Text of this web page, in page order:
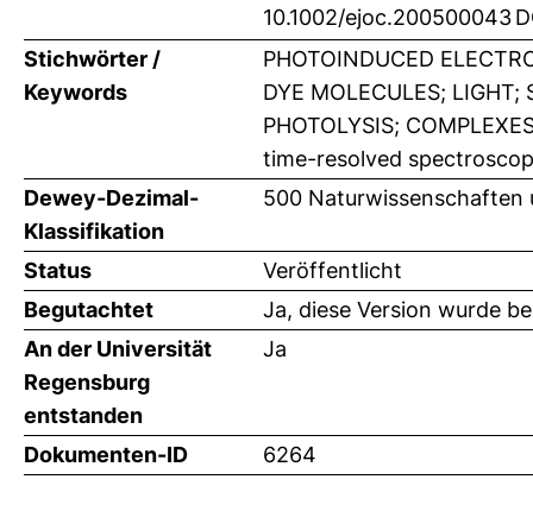
10.1002/ejoc.200500043
Stichwörter /
Keywords
PHOTOINDUCED
DYE MOLECULES;
PHOTOLYSIS;
time-resolved
Dewey-Dezimal-
Klassifikation
500 Naturwissenschaften
Status
Veröffentlicht
Begutachtet
Ja, diese Version wurde
An der Universität
Regensburg
entstanden
Ja
Dokumenten-ID 6264